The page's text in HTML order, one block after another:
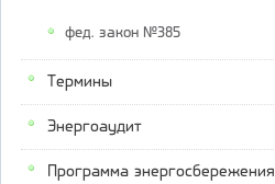
фед. закон №385
Термины
Энергоаудит
Программа энергосбережения